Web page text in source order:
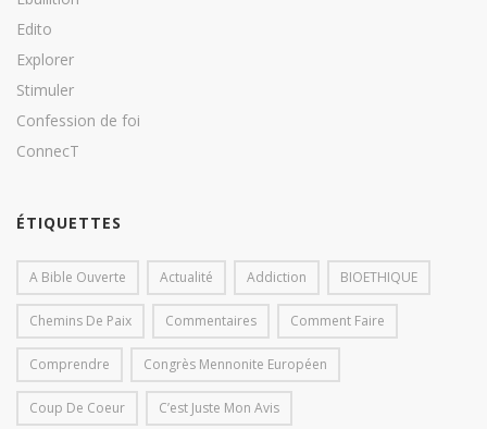
Edito
Explorer
Stimuler
Confession de foi
ConnecT
ÉTIQUETTES
A Bible Ouverte Actualité Addiction BIOETHIQUE
Chemins De Paix Commentaires Comment Faire
Comprendre Congrès Mennonite Européen
Coup De Coeur C’est Juste Mon Avis